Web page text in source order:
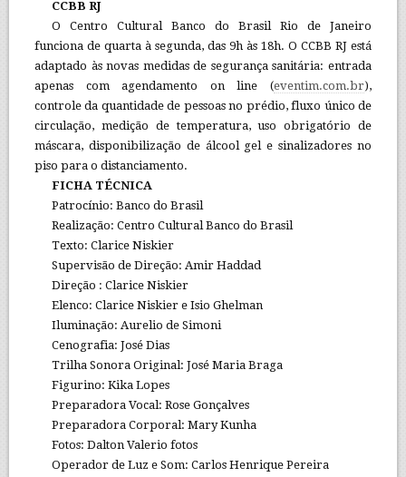
CCBB RJ
O Centro Cultural Banco do Brasil Rio de Janeiro
funciona de quarta à segunda, das 9h às 18h. O CCBB RJ está
adaptado às novas medidas de segurança sanitária: entrada
apenas com agendamento on line (eventim.com.br),
controle da quantidade de pessoas no prédio, fluxo único de
circulação, medição de temperatura, uso obrigatório de
máscara, disponibilização de álcool gel e sinalizadores no
piso para o distanciamento.
FICHA TÉCNICA
Patrocínio: Banco do Brasil
Realização: Centro Cultural Banco do Brasil
Texto: Clarice Niskier
Supervisão de Direção: Amir Haddad
Direção : Clarice Niskier
Elenco: Clarice Niskier e Isio Ghelman
Iluminação: Aurelio de Simoni
Cenografia: José Dias
Trilha Sonora Original: José Maria Braga
Figurino: Kika Lopes
Preparadora Vocal: Rose Gonçalves
Preparadora Corporal: Mary Kunha
Fotos: Dalton Valerio fotos
Operador de Luz e Som: Carlos Henrique Pereira